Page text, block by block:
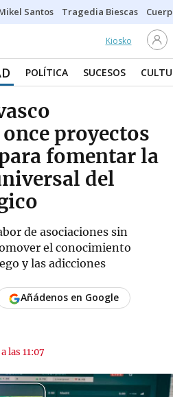
Santos Tragedia Biescas
Kiosko
POLÍTICA SUCESOS
proyectos
fomentar la
del
de asociaciones sin
el conocimiento
y las adicciones
las 11:07
Añádenos en Google